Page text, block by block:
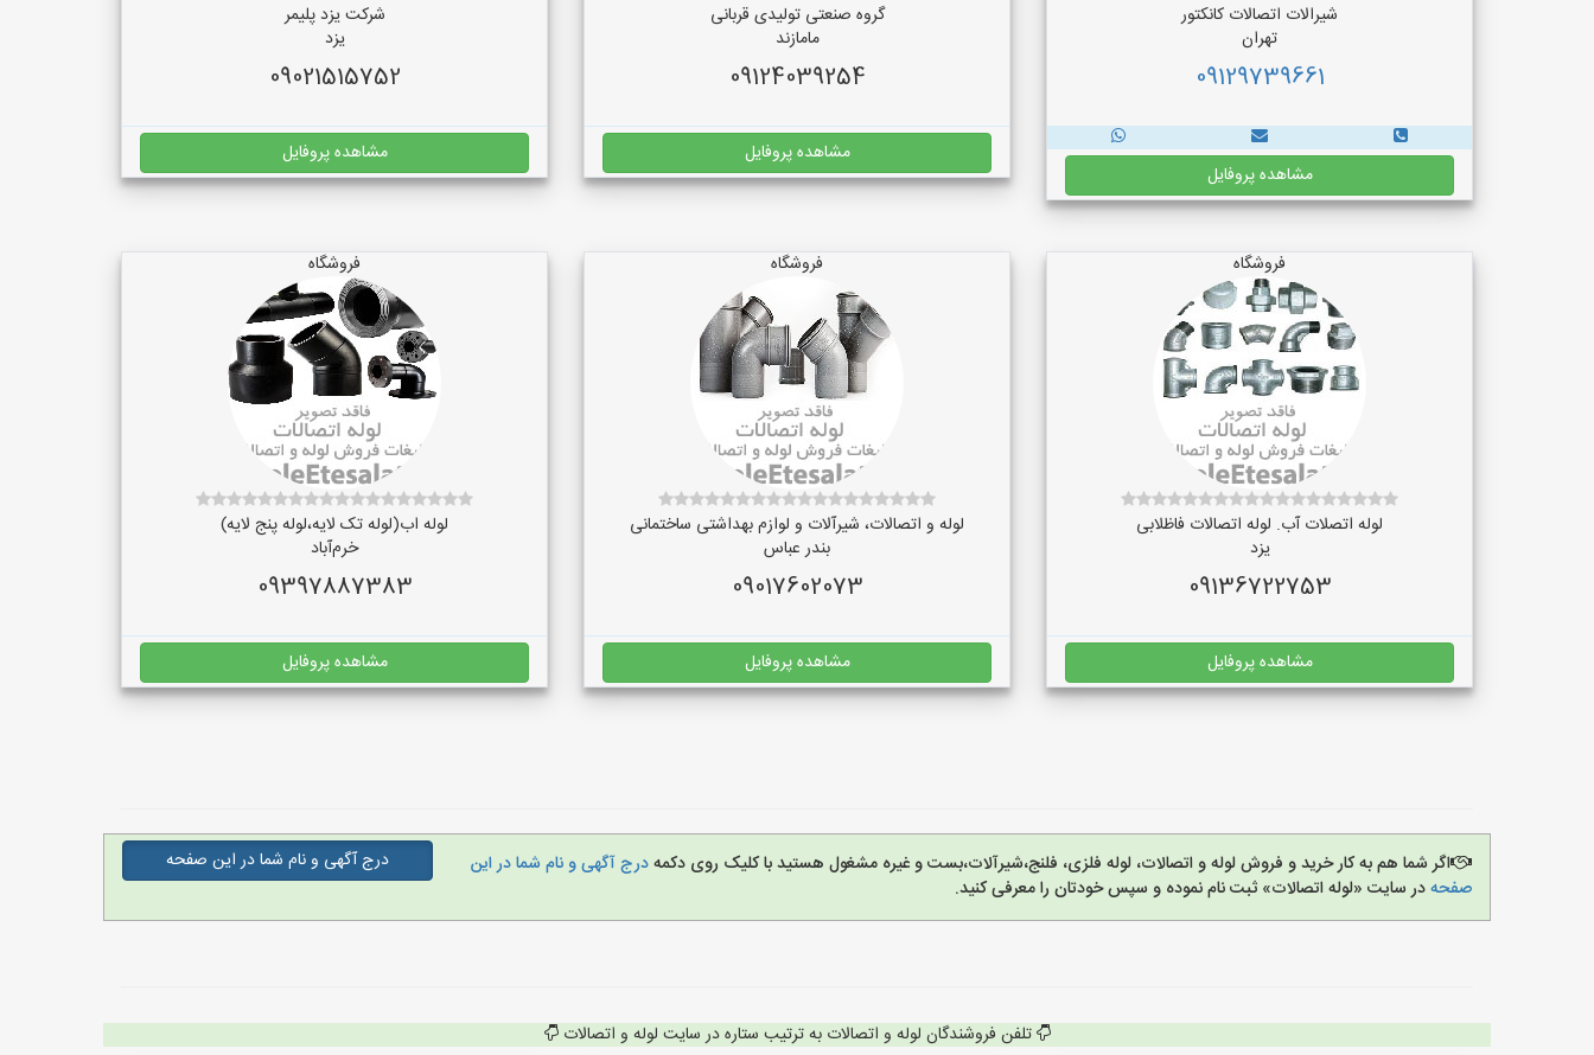
شیرالات اتصالات کانکتور
تهران
09129739661
مشاهده پروفایل
گروه صنعتی تولیدی قربانی
مامازند
09124039254
مشاهده پروفایل
شرکت یزد پلیمر
یزد
09021515752
مشاهده پروفایل
فروشگاه
لوله اتصلات آب. لوله اتصالات فاظلابی
یزد
09136722753
مشاهده پروفایل
فروشگاه
لوله و اتصالات، شیرآلات و لوازم بهداشتی ساختمانی
بندر عباس
09017602073
مشاهده پروفایل
فروشگاه
لوله اب(لوله تک لایه،لوله پنج لایه)
خرم‌آباد
09397887383
مشاهده پروفایل
اگر شما هم به کار خرید و فروش لوله و اتصالات، لوله فلزی، فلنج،شیرآلات،بست و غیره مشغول هستید با کلیک روی دکمهدرج آگهی و نام شما در این
صفحهدر سایت «لوله اتصالات» ثبت نام نموده و سپس خودتان را معرفی کنید.
درج آگهی و نام شما در این صفحه
تلفن فروشندگان لوله و اتصالات به ترتیب ستاره در سایت لوله و اتصالات